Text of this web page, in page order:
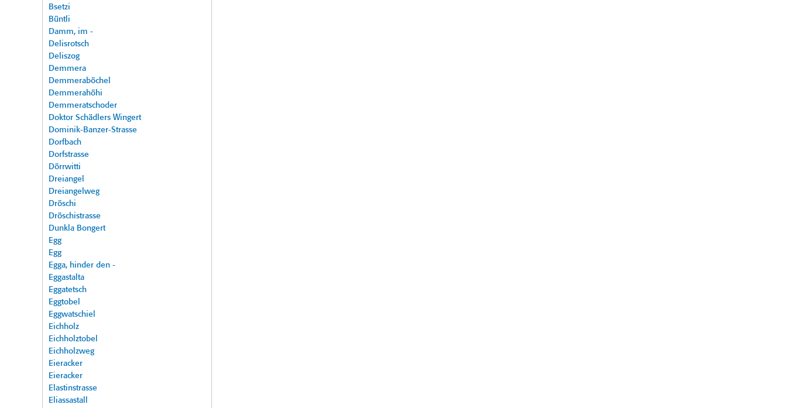
Bsetzi
Büntli
Damm, im -
Delisrotsch
Deliszog
Demmera
Demmeraböchel
Demmerahöhi
Demmeratschoder
Doktor Schädlers Wingert
Dominik-Banzer-Strasse
Dorfbach
Dorfstrasse
Dörrwitti
Dreiangel
Dreiangelweg
Dröschi
Dröschistrasse
Dunkla Bongert
Egg
Egg
Egga, hinder den -
Eggastalta
Eggatetsch
Eggtobel
Eggwatschiel
Eichholz
Eichholztobel
Eichholzweg
Eieracker
Eieracker
Elastinstrasse
Eliassastall